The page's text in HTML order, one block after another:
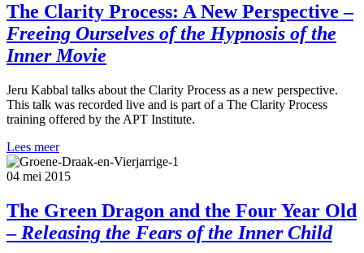
The Clarity Process: A New Perspective –
Freeing Ourselves of the Hypnosis of the
Inner Movie
Jeru Kabbal talks about the Clarity Process as a new perspective.
This talk was recorded live and is part of a The Clarity Process
training offered by the APT Institute.
Lees meer
04 mei 2015
The Green Dragon and the Four Year Old
–Releasing the Fears of the Inner Child